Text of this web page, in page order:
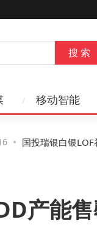
移动智能
国投瑞银白银LOF补
动，九成投资者有望
产能